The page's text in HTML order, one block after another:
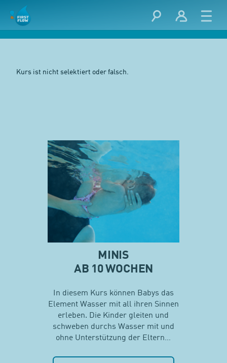
Kurs ist nicht selektiert oder falsch.
MINIS
AB 10 WOCHEN
In diesem Kurs können Babys das
Element Wasser mit all ihren Sinnen
erleben. Die Kinder gleiten und
schweben durchs Wasser mit und
ohne Unterstützung der Eltern…